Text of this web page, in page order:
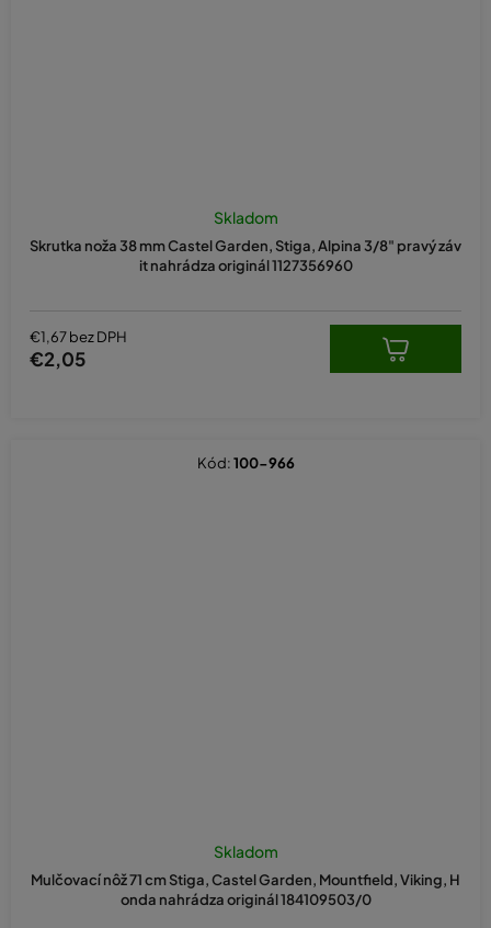
Skrutka noža 38 mm Castel Garden, Stiga, Alpina 3/8" pravý záv
it nahrádza originál 1127356960
Skladom
€1,67 bez DPH
€2,05
Mulčovací nôž 71 cm Stiga, Castel Garden, Mountfield, Viking, H
onda nahrádza originál 184109503/0
Skladom
Kód:100-966